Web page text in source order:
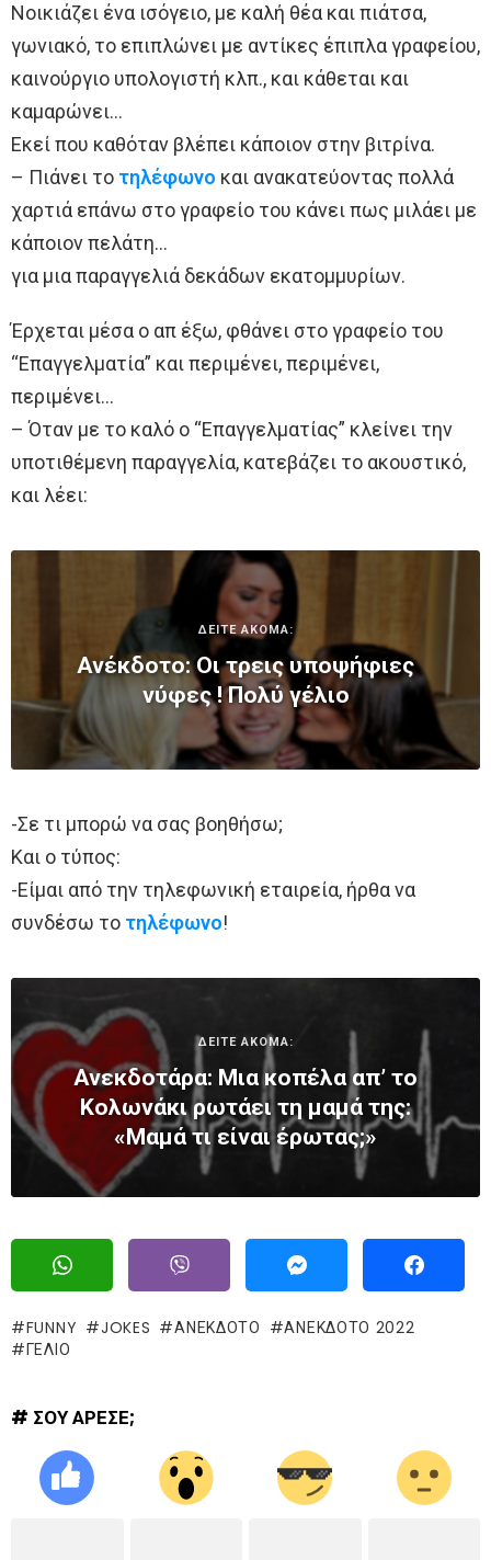
Νοικιάζει ένα ισόγειο, με καλή θέα και πιάτσα,
γωνιακό, το επιπλώνει με αντίκες έπιπλα γραφείου,
καινούργιο υπολογιστή κλπ., και κάθεται και
καμαρώνει…
Εκεί που καθόταν βλέπει κάποιον στην βιτρίνα.
– Πιάνει το τηλέφωνο και ανακατεύοντας πολλά
χαρτιά επάνω στο γραφείο του κάνει πως μιλάει με
κάποιον πελάτη…
για μια παραγγελιά δεκάδων εκατομμυρίων.
Έρχεται μέσα ο απ έξω, φθάνει στο γραφείο του
“Επαγγελματία” και περιμένει, περιμένει,
περιμένει…
– Όταν με το καλό ο “Επαγγελματίας” κλείνει την
υποτιθέμενη παραγγελία, κατεβάζει το ακουστικό,
και λέει:
ΔΕΙΤΕ ΑΚΟΜΑ:
Ανέκδοτο: Οι τρεις υποψήφιες
νύφες ! Πολύ γέλιο
-Σε τι μπορώ να σας βοηθήσω;
Και ο τύπος:
-Είμαι από την τηλεφωνική εταιρεία, ήρθα να
συνδέσω το τηλέφωνο!
ΔΕΙΤΕ ΑΚΟΜΑ:
Ανεκδοτάρα: Μια κοπέλα απ’ το
Κολωνάκι ρωτάει τη μαμά της:
«Μαμά τι είναι έρωτας;»
FUNNY JOKES ΑΝΕΚΔΟΤΟ
ΑΝΕΚΔΟΤΟ 2022
ΓΈΛΙΟ
# ΣΟΥ ΑΡΕΣΕ;